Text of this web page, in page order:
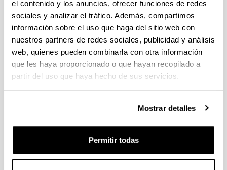
el contenido y los anuncios, ofrecer funciones de redes
sociales y analizar el tráfico. Además, compartimos
información sobre el uso que haga del sitio web con
nuestros partners de redes sociales, publicidad y análisis
web, quienes pueden combinarla con otra información
que les haya proporcionado o que hayan recopilado a
partir del uso que haya hecho de sus servicios.
Mostrar detalles
Permitir todas
Plazo de presentación cerrado: 27/05/2019 - 11/07/2019 00:00
Nueva concesión - Modalidad I y II (11/02/2020)
Convocatoria de contratación para la especialización de
personal investigador doctor en la UPV/EHU 2019
Nueva concesión (10/02/2020)